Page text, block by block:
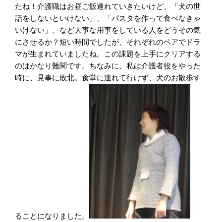
たね！介護職はお昼ご飯連れていきたいけど、「犬の世
話をしないといけない」、「パスタを作って食べなきゃ
いけない」、など大事な用事をしている人をどうその気
にさせるか？短い時間でしたが、それぞれのペアでドラ
マが生まれていましたね。この課題を上手にクリアする
のはかなり難関です。ちなみに、私は介護者役をやった
時に、見事に敗北。食堂に連れて行けず、犬のお散歩す
ることになりました。